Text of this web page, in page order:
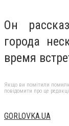
Он
города
время
Якщо ви помітили
повідомити про це
GORLOVKA.UA